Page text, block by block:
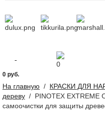
0
0 руб.
На главную / КРАСКИ ДЛЯ
дереву / PINOTEX EXTREME
самоочистки для защиты